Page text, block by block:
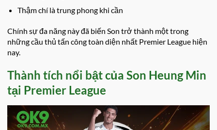
Thậm chí là trung phong khi cần
Chính sự đa năng này đã biến Son trở thành một trong
những cầu thủ tấn công toàn diện nhất Premier League hiện
nay.
Thành tích nổi bật của Son Heung Min
tại Premier League